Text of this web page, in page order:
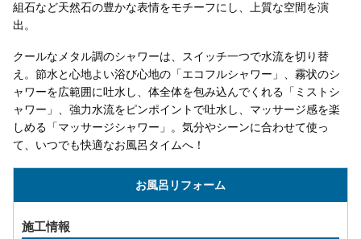
組石など天然石の豊かな表情をモチーフにし、上質な空間を演
出。
クールなメタル調のシャワーは、スイッチ一つで水流を切り替
え。節水と心地よい浴び心地の「エコフルシャワー」、霧状のシ
ャワーを広範囲に吐水し、体全体を包み込んでくれる「ミストシ
ャワー」、強力水流をピンポイントで吐水し、マッサージ感を楽
しめる「マッサージシャワー」。気分やシーンに合わせて使っ
て、いつでも快適なお風呂タイムへ！
お風呂リフォーム
施工情報